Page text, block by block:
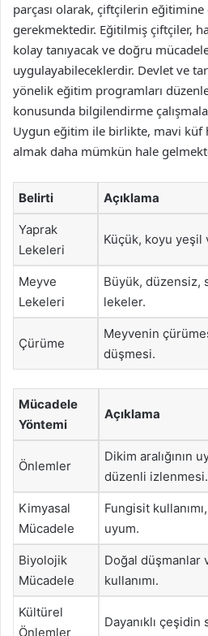
parçası olarak, çiftçilerin
gerekmektedir. Eğitilmiş çiftçiler,
kolay tanıyacak ve doğru
uygulayabileceklerdir. Devlet ve
yönelik eğitim programları
konusunda bilgilendirme
Uygun eğitim ile birlikte, mavi küf
almak daha mümkün hale
Belirti Açıklama
Yaprak
Lekeleri
Küçük, koyu yeşil
Meyve
Lekeleri
Büyük, düzensiz,
lekeler.
Çürüme
Meyvenin
düşmesi.
Mücadele
Yöntemi
Açıklama
Önlemler
Dikim aralığının
düzenli izlenmesi.
Kimyasal
Mücadele
Fungisit
uyum.
Biyolojik
Mücadele
Doğal düşmanlar
kullanımı.
Kültürel
Önlemler
Dayanıklı